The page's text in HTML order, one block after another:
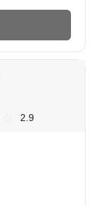
2.9